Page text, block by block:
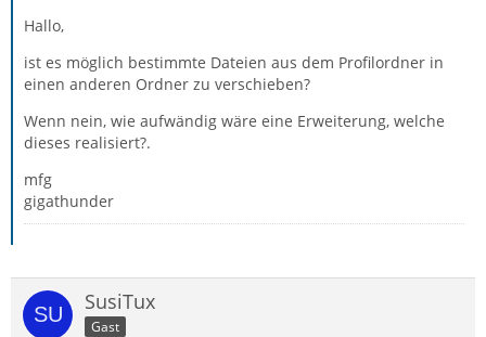
Hallo,
ist es möglich bestimmte Dateien aus dem Profilordner in
einen anderen Ordner zu verschieben?
Wenn nein, wie aufwändig wäre eine Erweiterung, welche
dieses realisiert?.
mfg
gigathunder
SusiTux
Gast